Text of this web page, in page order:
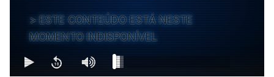
ESTE CONTEÚDO ESTÁ NESTE
MOMENTO INDISPONÍVEL